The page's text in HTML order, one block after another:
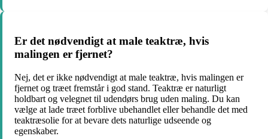
Er det nødvendigt at male teaktræ, hvis
malingen er fjernet?
Nej, det er ikke nødvendigt at male teaktræ, hvis malingen er
fjernet og træet fremstår i god stand. Teaktræ er naturligt
holdbart og velegnet til udendørs brug uden maling. Du kan
vælge at lade træet forblive ubehandlet eller behandle det med
teaktræsolie for at bevare dets naturlige udseende og
egenskaber.